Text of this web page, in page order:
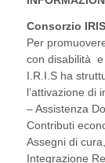
Consorzio
Per
con disabilità e
I.R.I.S ha
l’attivazione di
– Assistenza
Contributi
Assegni di
Integrazione